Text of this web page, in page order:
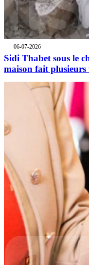
06-07-2026
Sidi Thabet sous le
maison fait plusieurs